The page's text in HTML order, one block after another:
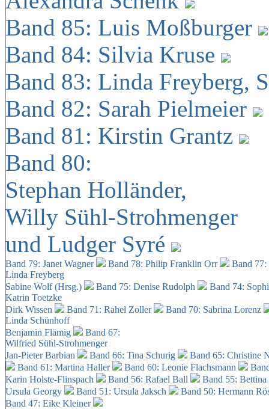
Band 85: Luis Moßburger
Band 84: Silvia Kruse
Band 83: Linda Freyberg,
Band 82: Sarah Pielmeier
Band 81: Kirstin Grantz
Band 80:
Stephan Holländer,
Willy Sühl-Strohmenger
und Ludger Syré
Band 79: Janet Wagner Band 78: Philip Franklin Orr
Band
Linda Freyberg
Sabine Wolf (Hrsg.)
Band 75: Denise Rudolph
Band 74:
Katrin Toetzke
Dirk Wissen
Band 71: Rahel Zoller
Band 70: Sabrina Lorenz
Linda Schünhoff
Benjamin Flämig
Band 67:
Wilfried Sühl-Strohmenger
Jan-Pieter Barbian
Band 66: Tina Schurig
Band 65: Christine
Band 61: Martina Haller
Band 60: Leonie Flachsmann
Karin Holste-Flinspach
Band 56: Rafael Ball
Band 55:
Ursula Georgy
Band 51: Ursula Jaksch Band 50: Hermann
Band 47: Eike Kleiner